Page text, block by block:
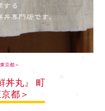
東京都＞
丼丸』 町
都＞